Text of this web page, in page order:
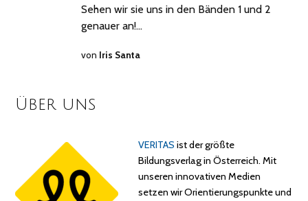
Sehen wir sie uns in den Bänden 1 und 2
genauer an!…
von Iris Santa
Über uns
VERITAS ist der größte
Bildungsverlag in Österreich. Mit
unseren innovativen Medien
setzen wir Orientierungspunkte und